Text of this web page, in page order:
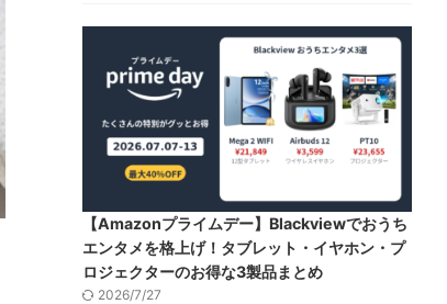
【Amazonプライムデー】Blackviewでおうち
エンタメを格上げ！タブレット・イヤホン・プ
ロジェクターのお得な3製品まとめ
2026/7/27